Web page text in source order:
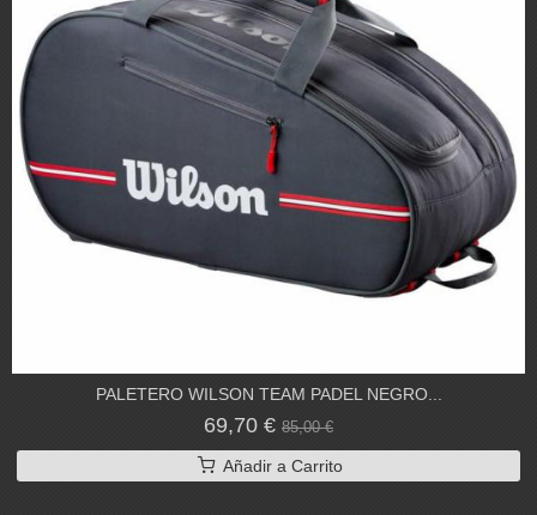
PALETERO WILSON TEAM PADEL NEGRO...
69,70 € 85,00 €
Añadir a Carrito